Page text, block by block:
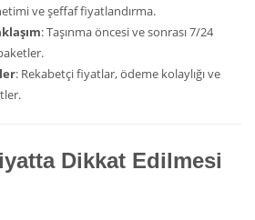
ve şeffaf fiyatlandırma.
: Taşınma öncesi ve sonrası 7/24
: Rekabetçi fiyatlar, ödeme kolaylığı ve
Dikkat Edilmesi